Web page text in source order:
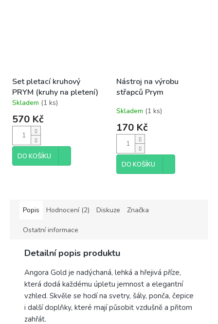
Set pletací kruhový
PRYM (kruhy na pletení)
Průměrné
hodnocení
produktu
z
hvězdiček.
Skladem (1 ks)
570 Kč
DO KOŠÍKU
Nástroj na výrobu
střapců Prym
Skladem (1 ks)
170 Kč
DO KOŠÍKU
Popis Hodnocení (2) Diskuze Značka
Ostatní informace
Detailní popis produktu
Angora Gold je nadýchaná, lehká a hřejivá příze,
která dodá každému úpletu jemnost a elegantní
vzhled. Skvěle se hodí na svetry, šály, ponča, čepice
i další doplňky, které mají působit vzdušně a přitom
zahřát.